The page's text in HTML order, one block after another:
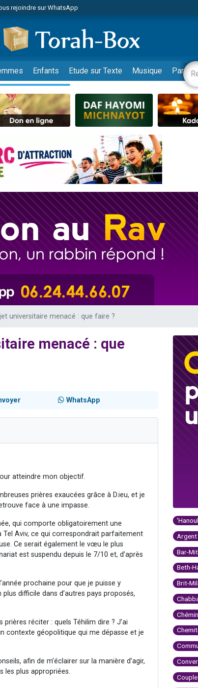
rejoindre sur WhatsApp
faire un don pour 5 jours de vacances aux Orphelins
faire un don pour Diane, 80 ans, dans un appartement insalubre
rejoindre sur WhatsApp
une bénédiction
faire un don pour Sauvez la jambe de Yohan
en groupe sur Zoom
Torah-Box Music
rejoindre sur WhatsApp
Torah-Box Music
rejoindre sur WhatsApp
faire un don pour Tsédaka : pauvres d'Israel
de grandeur n°104 : Le Chabbath et le Birkat Hamazone à
une bénédiction
Maasser
rejoindre sur WhatsApp
Enfants Etude sur Texte Musique
universitaire menacé : que faire ?
menacé : que
WhatsApp
atteindre mon objectif.
prières exaucées grâce à D.ieu, et je
face à une impasse.
qui comporte obligatoirement une
Tel Aviv, ce qui correspondrait parfaitement
Ce serait également le vœu le plus
est suspendu depuis le 7/10 et, d’après
prochaine pour que je puisse y
difficile dans d’autres pays proposés,
réciter : quels Téhilim dire ? J’ai
contexte géopolitique qui me dépasse et je
afin de m’éclairer sur la manière d’agir,
les plus appropriées.
Argent
Bar-
Beth-
Brit-